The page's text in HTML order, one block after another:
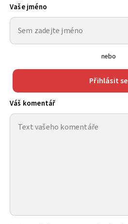
Vaše jméno
nebo
Přihlásit se
Váš komentář